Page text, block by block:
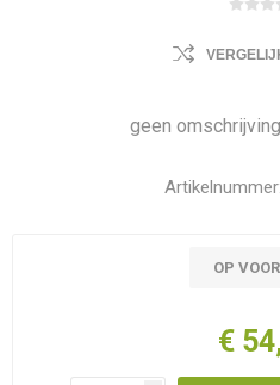
geen
Artikelnummer:
OP
€